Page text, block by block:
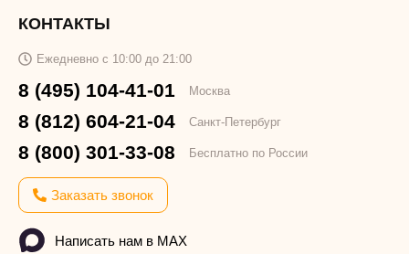
КОНТАКТЫ
Ежедневно с 10:00 до 21:00
8 (495) 104-41-01 Москва
8 (812) 604-21-04 Санкт-Петербург
8 (800) 301-33-08 Бесплатно по России
Заказать звонок
Написать нам в MAX